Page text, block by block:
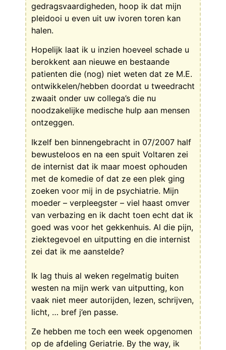
gedragsvaardigheden, hoop ik dat mijn
pleidooi u even uit uw ivoren toren kan
halen.
Hopelijk laat ik u inzien hoeveel schade u
berokkent aan nieuwe en bestaande
patienten die (nog) niet weten dat ze M.E.
ontwikkelen/hebben doordat u tweedracht
zwaait onder uw collega’s die nu
noodzakelijke medische hulp aan mensen
ontzeggen.
Ikzelf ben binnengebracht in 07/2007 half
bewusteloos en na een spuit Voltaren zei
de internist dat ik maar moest ophouden
met de komedie of dat ze een plek ging
zoeken voor mij in de psychiatrie. Mijn
moeder – verpleegster – viel haast omver
van verbazing en ik dacht toen echt dat ik
goed was voor het gekkenhuis. Al die pijn,
ziektegevoel en uitputting en die internist
zei dat ik me aanstelde?
Ik lag thuis al weken regelmatig buiten
westen na mijn werk van uitputting, kon
vaak niet meer autorijden, lezen, schrijven,
licht, … bref j’en passe.
Ze hebben me toch een week opgenomen
op de afdeling Geriatrie. By the way, ik